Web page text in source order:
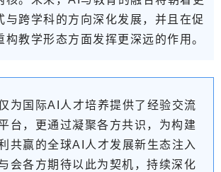
与跨学科的方向深化发展，并且在促
构教学形态方面发挥更深远的作用。
为国际AI人才培养提供了经验交流
台，更通过凝聚各方共识，为构建
共赢的全球AI人才发展新生态注入
会各方期待以此为契机，持续深化